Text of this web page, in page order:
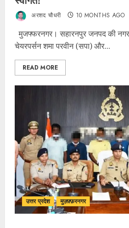
अरशद चौधरी 10 MONTHS AGO
मुजफ्फरनगर। सहारनपुर जनपद की
चेयरपर्सन शमा परवीन (सपा) और...
READ MORE
उत्तर प्रदेश मुज़फ़्फ़रनगर